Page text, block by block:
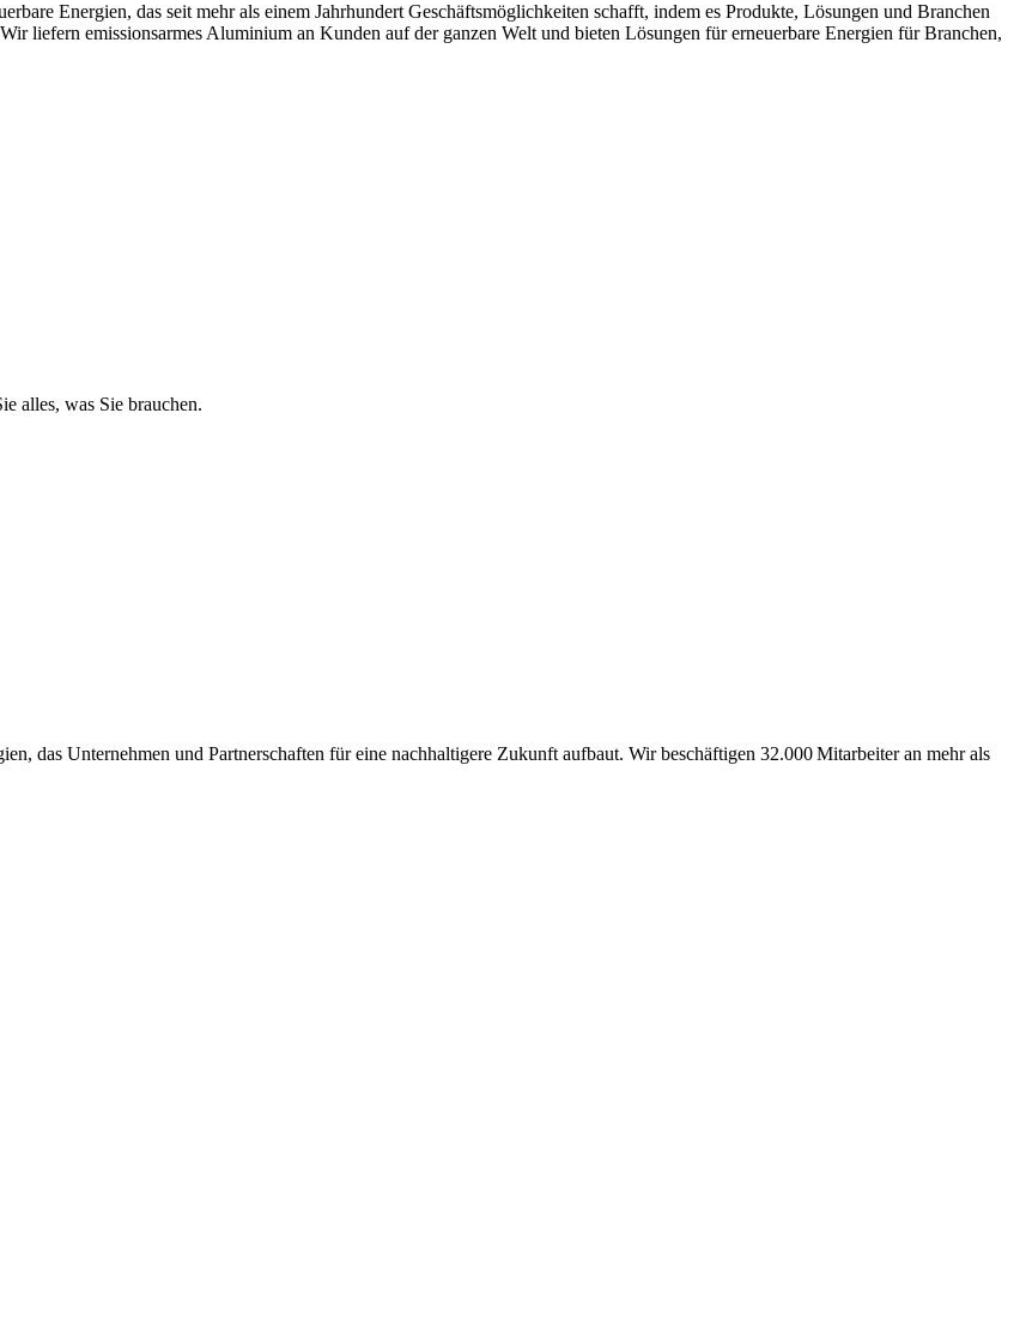
Energien, das seit mehr als einem Jahrhundert Geschäftsmöglichkeiten schafft, indem es Produkte, Lösungen und Branchen
liefern emissionsarmes Aluminium an Kunden auf der ganzen Welt und bieten Lösungen für erneuerbare Energien für Branchen,
alles, was Sie brauchen.
das Unternehmen und Partnerschaften für eine nachhaltigere Zukunft aufbaut. Wir beschäftigen 32.000 Mitarbeiter an mehr als